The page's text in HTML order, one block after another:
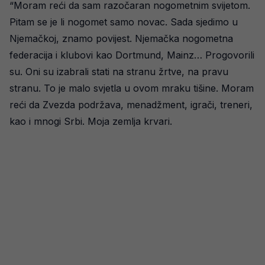
“Moram reći da sam razočaran nogometnim svijetom.
Pitam se je li nogomet samo novac. Sada sjedimo u
Njemačkoj, znamo povijest. Njemačka nogometna
federacija i klubovi kao Dortmund, Mainz… Progovorili
su. Oni su izabrali stati na stranu žrtve, na pravu
stranu. To je malo svjetla u ovom mraku tišine. Moram
reći da Zvezda podržava, menadžment, igrači, treneri,
kao i mnogi Srbi. Moja zemlja krvari.